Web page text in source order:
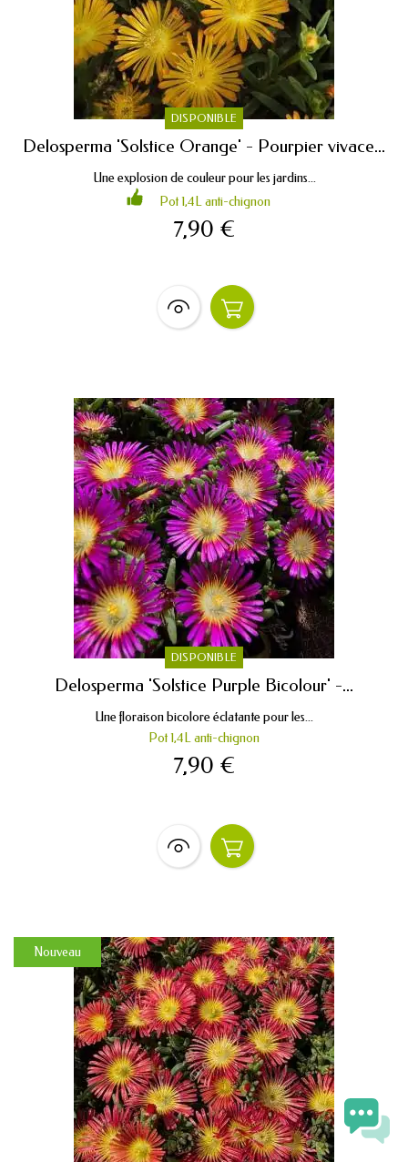
DISPONIBLE
Delosperma 'Solstice Orange' - Pourpier vivace...
Une explosion de couleur pour les jardins...
Pot 1,4L anti-chignon
7,90 €
DISPONIBLE
Delosperma 'Solstice Purple Bicolour' -...
Une floraison bicolore éclatante pour les...
Pot 1,4L anti-chignon
7,90 €
Nouveau